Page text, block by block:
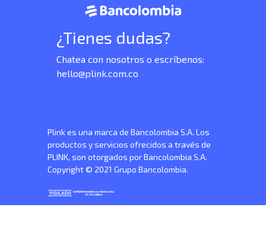
¿Tienes dudas?
Chatea con nosotros o escríbenos:
hello@plink.com.co
Plink es una marca de Bancolombia S.A. Los
productos y servicios ofrecidos a través de
PLINK, son otorgados por Bancolombia S.A.
Copyright © 2021 Grupo Bancolombia.